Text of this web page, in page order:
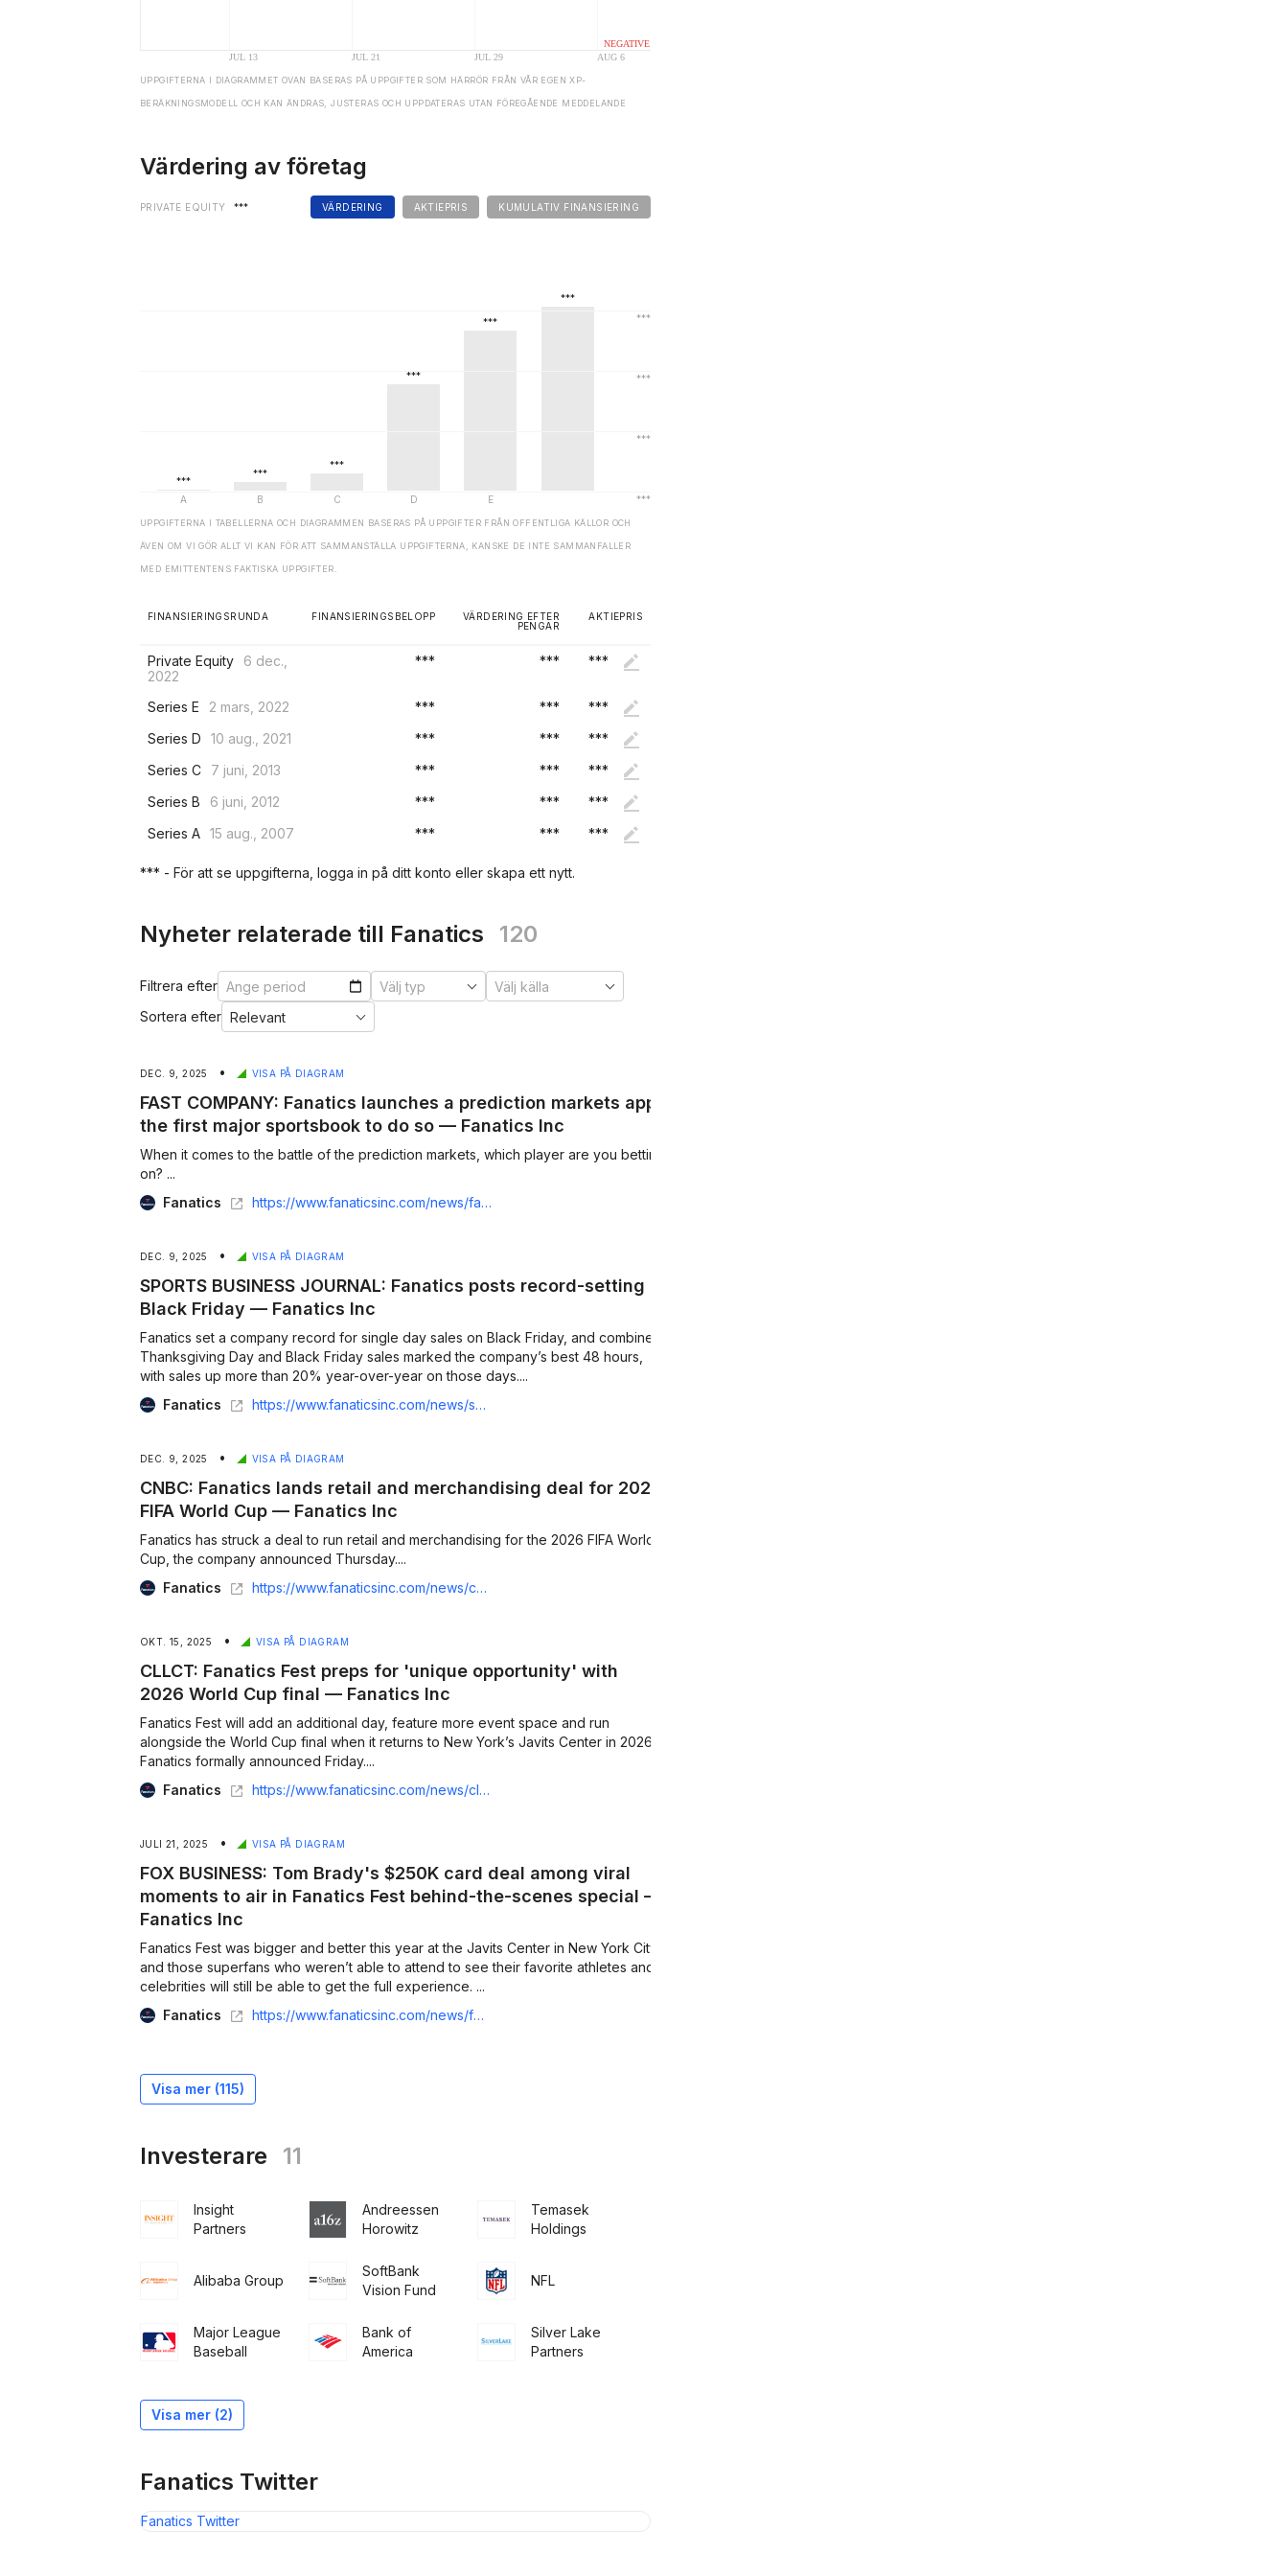
UPPGIFTERNA I DIAGRAMMET OVAN BASERAS PÅ UPPGIFTER SOM HÄRRÖR FRÅN VÅR EGEN XP-
BERÄKNINGSMODELL OCH KAN ÄNDRAS, JUSTERAS OCH UPPDATERAS UTAN FÖREGÅENDE MEDDELANDE
Värdering av företag
VÄRDERING AKTIEPRIS KUMULATIV FINANSIERING
PRIVATE EQUITY ***
UPPGIFTERNA I TABELLERNA OCH DIAGRAMMEN BASERAS PÅ UPPGIFTER FRÅN OFFENTLIGA KÄLLOR OCH
ÄVEN OM VI GÖR ALLT VI KAN FÖR ATT SAMMANSTÄLLA UPPGIFTERNA, KANSKE DE INTE SAMMANFALLER
MED EMITTENTENS FAKTISKA UPPGIFTER.
FINANSIERINGSRUNDA FINANSIERINGSBELOPP
VÄRDERING EFTER
PENGAR
AKTIEPRIS
Private Equity
6 dec.,
2022
*** *** ***
Series E 2 mars, 2022 *** ***
***
Series D
10 aug., 2021 *** ***
***
Series C
7 juni, 2013 *** ***
***
Series B
6 juni, 2012 *** ***
***
Series A 15 aug., 2007 *** *** ***
*** - För att se uppgifterna, logga in på ditt konto eller skapa ett nytt.
Nyheter relaterade till Fanatics 120
Filtrera efter
Sortera efter
DEC. 9, 2025 • VISA PÅ DIAGRAM
FAST COMPANY: Fanatics launches a prediction markets app,
the first major sportsbook to do so — Fanatics Inc
When it comes to the battle of the prediction markets, which player are you betting
on? ...
Fanatics
https://www.fanaticsinc.com/news/fast-company-fanatics-launches-a-prediction-markets-app-the-first-major-sportsbook-to-do-so
DEC. 9, 2025 • VISA PÅ DIAGRAM
SPORTS BUSINESS JOURNAL: Fanatics posts record-setting
Black Friday — Fanatics Inc
Fanatics set a company record for single day sales on Black Friday, and combined
Thanksgiving Day and Black Friday sales marked the company’s best 48 hours,
with sales up more than 20% year-over-year on those days....
Fanatics
https://www.fanaticsinc.com/news/sports-business-journal-fanatics-posts-record-setting-black-friday
DEC. 9, 2025 • VISA PÅ DIAGRAM
CNBC: Fanatics lands retail and merchandising deal for 2026
FIFA World Cup — Fanatics Inc
Fanatics has struck a deal to run retail and merchandising for the 2026 FIFA World
Cup, the company announced Thursday....
Fanatics
https://www.fanaticsinc.com/news/cnbc-fanatics-lands-retail-and-merchandising-deal-for-2026-fifa-world-cup
OKT. 15, 2025 • VISA PÅ DIAGRAM
CLLCT: Fanatics Fest preps for 'unique opportunity' with
2026 World Cup final — Fanatics Inc
Fanatics Fest will add an additional day, feature more event space and run
alongside the World Cup final when it returns to New York’s Javits Center in 2026,
Fanatics formally announced Friday....
Fanatics
https://www.fanaticsinc.com/news/cllct-fanatics-fest-preps-for-unique-opportunity-with-2026-world-cup-final
JULI 21, 2025 • VISA PÅ DIAGRAM
FOX BUSINESS: Tom Brady's $250K card deal among viral
moments to air in Fanatics Fest behind-the-scenes special —
Fanatics Inc
Fanatics Fest was bigger and better this year at the Javits Center in New York City,
and those superfans who weren’t able to attend to see their favorite athletes and
celebrities will still be able to get the full experience. ...
Fanatics
https://www.fanaticsinc.com/news/fox-business-tom-bradys-250k-card-deal-among-viral-moments-to-air-in-fanatics-fest-behind-the-scenes-special
Visa mer (115)
Investerare 11
Insight
Partners
Andreessen
Horowitz
Temasek
Holdings
Alibaba Group
SoftBank
Vision Fund
NFL
Major League
Baseball
Bank of
America
Silver Lake
Partners
Fidelity
Company
Visa mer (2)
Fanatics Twitter
Fanatics Twitter